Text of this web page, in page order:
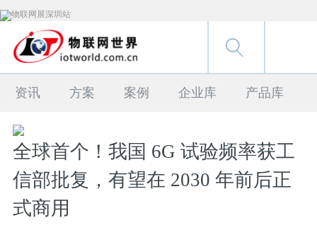
资讯 方案 案例 企业库 产品库
全球首个！我国 6G 试验频率获工
信部批复，有望在 2030 年前后正
式商用